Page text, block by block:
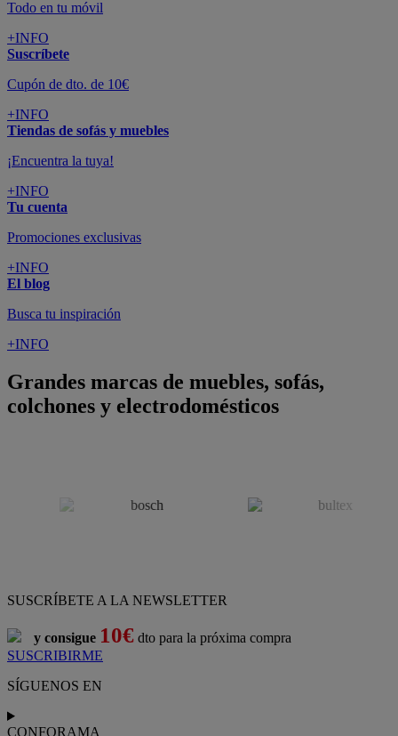
Todo en tu móvil
+INFO
Suscríbete
Cupón de dto. de 10€
+INFO
Tiendas de sofás y muebles
¡Encuentra la tuya!
+INFO
Tu cuenta
Promociones exclusivas
+INFO
El blog
Busca tu inspiración
+INFO
Grandes marcas de muebles, sofás,
colchones y electrodomésticos
SUSCRÍBETE A LA NEWSLETTER
y consigue 10€ dto para la próxima compra
SUSCRIBIRME
SÍGUENOS EN
CONFORAMA